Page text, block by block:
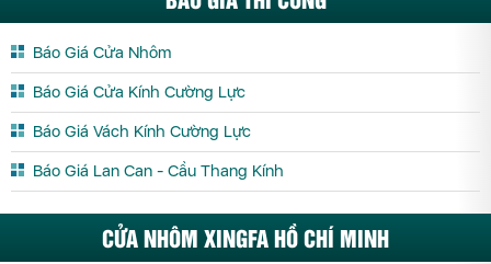
Báo Giá Cửa Nhôm
Báo Giá Cửa Kính Cường Lực
Báo Giá Vách Kính Cường Lực
Báo Giá Lan Can - Cầu Thang Kính
CỬA NHÔM XINGFA HỒ CHÍ MINH